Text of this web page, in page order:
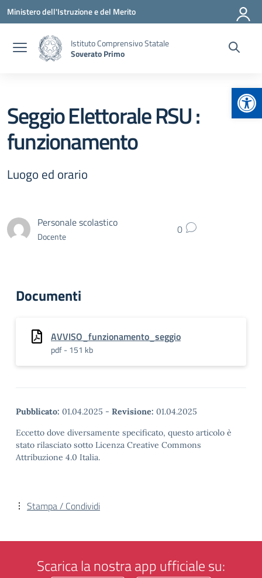
Vai ai contenuti
Vai al menu di navigazione
Vai al footer
Ministero dell'Istruzione e del Merito
Istituto Comprensivo Statale
Soverato Primo
Seggio Elettorale RSU :
funzionamento
Luogo ed orario
Personale scolastico
Docente 0
Documenti
AVVISO_funzionamento_seggio
pdf - 151 kb
Pubblicato: 01.04.2025 - Revisione: 01.04.2025
Eccetto dove diversamente specificato, questo articolo è
stato rilasciato sotto Licenza Creative Commons
Attribuzione 4.0 Italia.
Stampa / Condividi
Scarica la nostra app ufficiale su: